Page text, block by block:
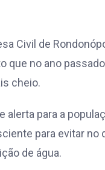
Civil de
que no ano
cheio.
para a
para evitar no
de água.